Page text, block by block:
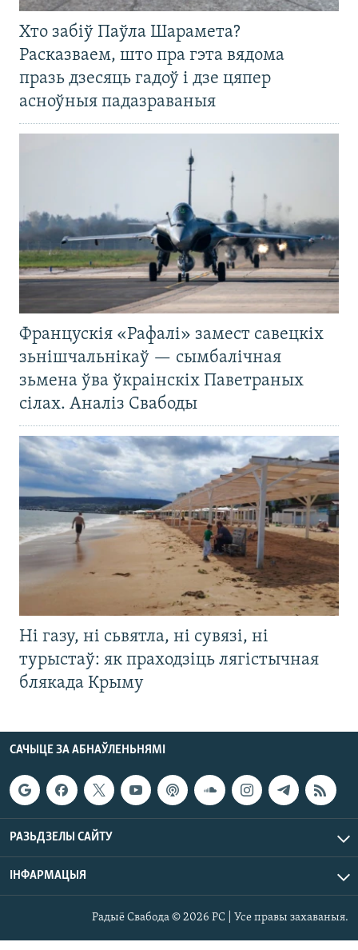
Хто забіў Паўла Шарамета?
Расказваем, што пра гэта вядома
празь дзесяць гадоў і дзе цяпер
асноўныя падазраваныя
Францускія «Рафалі» замест савецкіх
зьнішчальнікаў — сымбалічная
зьмена ўва ўкраінскіх Паветраных
сілах. Аналіз Свабоды
Ні газу, ні сьвятла, ні сувязі, ні
турыстаў: як праходзіць лягістычная
блякада Крыму
САЧЫЦЕ ЗА АБНАЎЛЕНЬНЯМІ
РАЗЬДЗЕЛЫ САЙТУ
ІНФАРМАЦЫЯ
Радыё Свабода © 2026 РС | Усе правы захаваныя.